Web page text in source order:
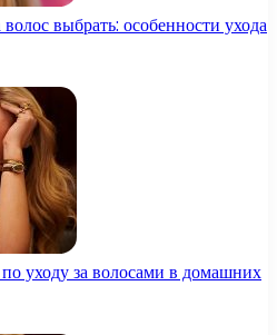
выбрать: особенности ухода
уходу за волосами в домашних